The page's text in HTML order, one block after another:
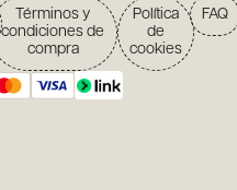
Términos y
condiciones de
compra
Política
de
cookies
FAQ